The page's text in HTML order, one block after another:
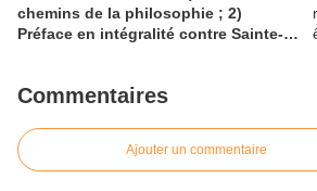
chemins de la philosophie ; 2)
Préface en intégralité contre Sainte-
Sainte-Beuve
Commentaires
Ajouter un commentaire